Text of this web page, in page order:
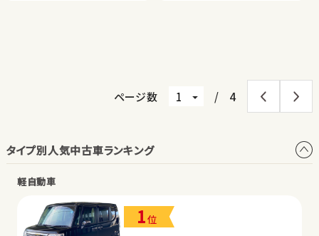
ページ数 / 4
タイプ別人気中古車ランキング
軽自動車
1位